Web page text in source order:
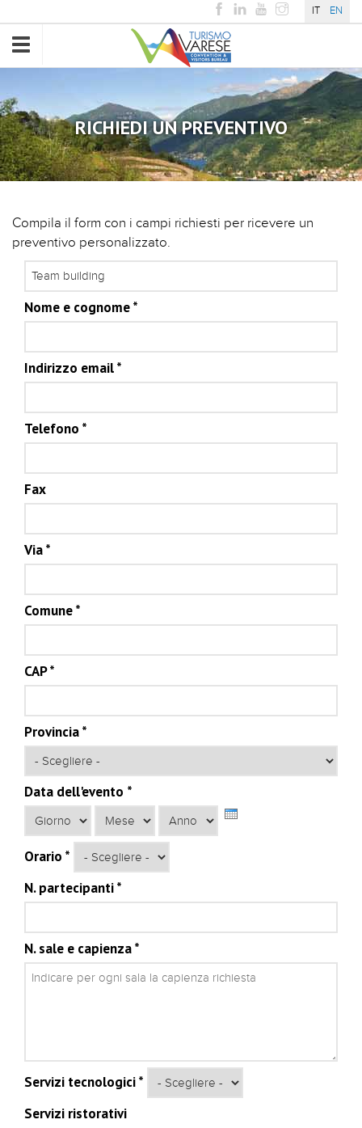
IT EN
Toggle
navigation
RICHIEDI UN PREVENTIVO
Compila il form con i campi richiesti per ricevere un
preventivo personalizzato.
Experience
Nome e cognome*
Indirizzo email*
Telefono *
Fax
Via*
Comune*
CAP*
Provincia*
Data dell'evento *
Giorno
Mese Anno
Orario *
N. partecipanti*
N. sale e capienza*
Servizi tecnologici*
Servizi ristorativi